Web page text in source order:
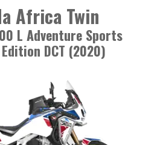
Africa Twin
L Adventure Sports
DCT (2020)